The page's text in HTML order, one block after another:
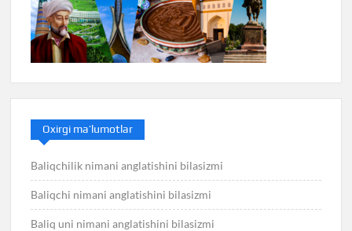
Oxirgi ma’lumotlar
Baliqchilik nimani anglatishini bilasizmi
Baliqchi nimani anglatishini bilasizmi
Baliq uni nimani anglatishini bilasizmi